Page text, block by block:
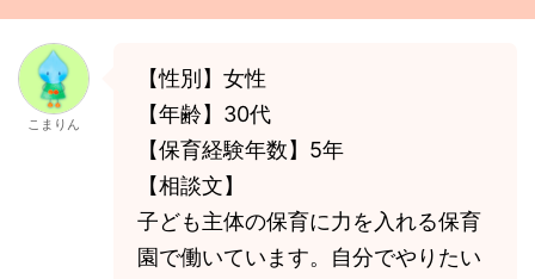
こまりん
【性別】女性
【年齢】30代
【保育経験年数】5年
【相談文】
子ども主体の保育に力を入れる保育
園で働いています。自分でやりたい